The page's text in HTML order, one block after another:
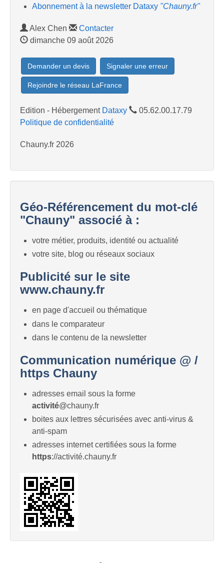
Abonnement à la newsletter Dataxy "Chauny.fr"
Alex Chen
Contacter
dimanche 09 août 2026
Demander un devis Signaler une erreur
Rejoindre le réseau LaFrance
Edition - Hébergement Dataxy
05.62.00.17.79
Politique de confidentialité
Chauny.fr 2026
Géo-Référencement du mot-clé
"Chauny" associé à :
votre métier, produits, identité ou actualité
votre site, blog ou réseaux sociaux
Publicité sur le site
www.chauny.fr
en page d'accueil ou thématique
dans le comparateur
dans le contenu de la newsletter
Communication numérique @ /
https Chauny
adresses email sous la forme
activité@chauny.fr
boites aux lettres sécurisées avec anti-virus &
anti-spam
adresses internet certifiées sous la forme
https://activité.chauny.fr